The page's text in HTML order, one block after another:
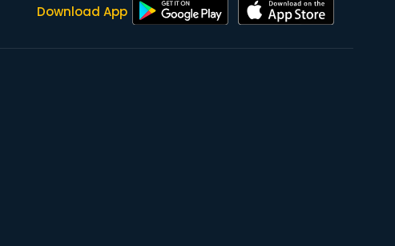
Download App